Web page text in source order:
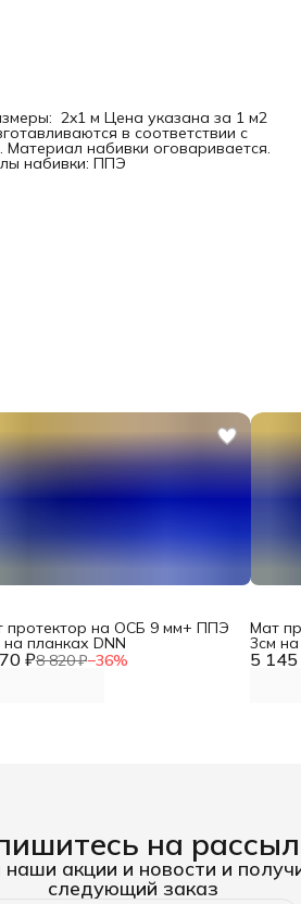
2x1 м Цена указана за 1 м2
в соответствии с
набивки оговаривается.
набивки: ППЭ
₽8 820 ₽−36%
протектор на ОСБ 9 мм+ ППЭ
на планках DNN
5 145
Мат
3см
на
акции и новости и
следующий заказ